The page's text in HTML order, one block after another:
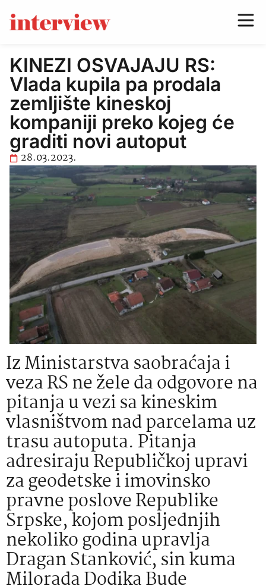
KINEZI OSVAJAJU RS:
Vlada kupila pa prodala
zemljište kineskoj
kompaniji preko kojeg će
graditi novi autoput
28.03.2023.
Iz Ministarstva saobraćaja i
veza RS ne žele da odgovore na
pitanja u vezi sa kineskim
vlasništvom nad parcelama uz
trasu autoputa. Pitanja
adresiraju Republičkoj upravi
za geodetske i imovinsko
pravne poslove Republike
Srpske, kojom posljednjih
nekoliko godina upravlja
Dragan Stanković, sin kuma
Milorada Dodika Bude